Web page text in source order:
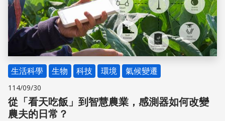
生活科學 生物 科技 環境 氣候變遷
114/09/30
從「看天吃飯」到智慧農業，感測器如何改變
農夫的日常？